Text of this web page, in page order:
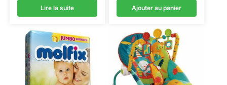
Lire la suite Ajouter au panier